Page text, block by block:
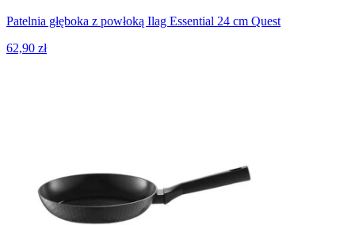
Patelnia głęboka z powłoką Ilag Essential 24 cm Quest
62,90 zł